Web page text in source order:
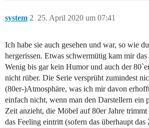
system 25. April 2020 um 07:41
2
Ich habe sie auch gesehen und war, so wie
hergerissen. Etwas schwermütig kam mir das
Wenig bis gar kein Humor und auch der
nicht rüber. Die Serie versprüht zumindest
(80er-)Atmosphäre, was ich mir davon
einfach nicht, wenn man den Darstellern ein
Zeit anzieht, die Möbel auf 80er Jahre
das Feeling eintritt (sofern das überhaupt das